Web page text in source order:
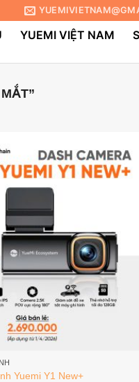
YUEMI VIỆT NAM
Yuemi Y1 New+